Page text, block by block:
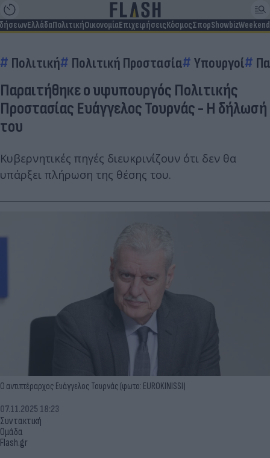
ΕλλάδαΠολιτικήΟικονομίαΕπιχειρήσειςΚόσμοςΣπορShowbizWeekend
Πολιτική Πολιτική Προστασία Υπουργοί
Παραιτήθηκε ο υφυπουργός Πολιτικής
Προστασίας Ευάγγελος Τουρνάς - Η δήλωσή
του
Κυβερνητικές πηγές διευκρινίζουν ότι δεν θα
υπάρξει πλήρωση της θέσης του.
Ο αντιπτέραρχος Ευάγγελος Τουρνάς (φωτο: EUROKINISSI)
Συντακτική
Ομάδα
Flash.gr
07.11.2025 18:23